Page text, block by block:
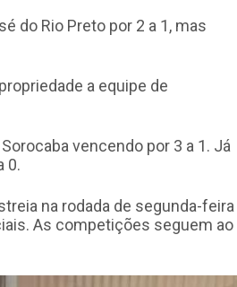
do Rio Preto por 2 a 1, mas
a equipe de
vencendo por 3 a 1. Já
0.
na rodada de segunda-feira
As competições seguem ao